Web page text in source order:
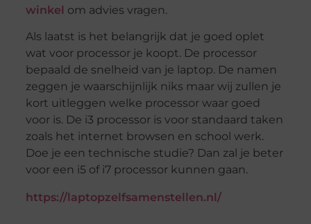
winkel om advies vragen.
Als laatst is het belangrijk dat je goed oplet
wat voor processor je koopt. De processor
bepaald de snelheid van je laptop. De namen
zeggen je waarschijnlijk niks maar wij zullen je
kort uitleggen welke processor waar goed
voor is. De i3 processor is voor standaard taken
zoals het internet browsen en school werk.
Doe je een technische studie? Dan zal je beter
voor een i5 of i7 processor kunnen gaan.
https://laptopzelfsamenstellen.nl/